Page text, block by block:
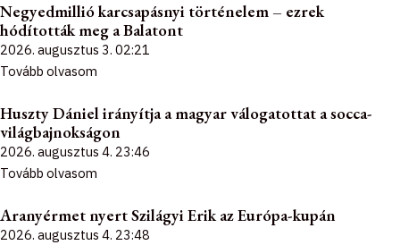
Negyedmillió karcsapásnyi történelem – ezrek
hódították meg a Balatont
2026. augusztus 3. 02:21
Tovább olvasom
Huszty Dániel irányítja a magyar válogatottat a socca-
világbajnokságon
2026. augusztus 4. 23:46
Tovább olvasom
Aranyérmet nyert Szilágyi Erik az Európa-kupán
2026. augusztus 4. 23:48